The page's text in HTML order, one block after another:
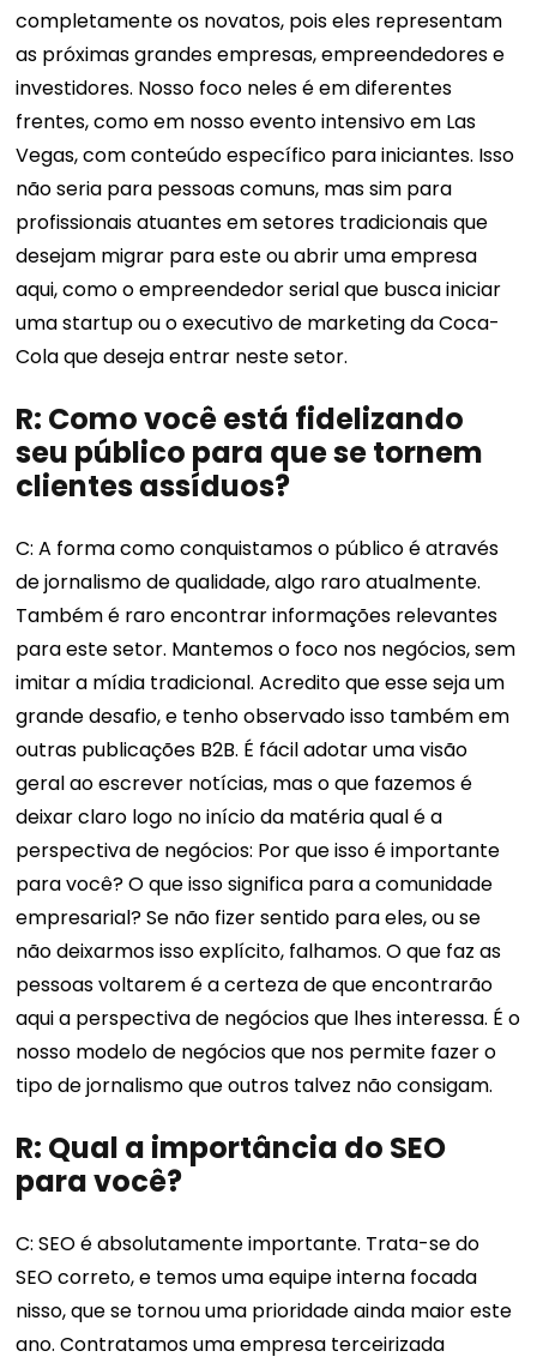
completamente os novatos, pois eles representam
as próximas grandes empresas, empreendedores e
investidores. Nosso foco neles é em diferentes
frentes, como em nosso evento intensivo em Las
Vegas, com conteúdo específico para iniciantes. Isso
não seria para pessoas comuns, mas sim para
profissionais atuantes em setores tradicionais que
desejam migrar para este ou abrir uma empresa
aqui, como o empreendedor serial que busca iniciar
uma startup ou o executivo de marketing da Coca-
Cola que deseja entrar neste setor.
R: Como você está fidelizando
seu público para que se tornem
clientes assíduos?
C: A forma como conquistamos o público é através
de jornalismo de qualidade, algo raro atualmente.
Também é raro encontrar informações relevantes
para este setor. Mantemos o foco nos negócios, sem
imitar a mídia tradicional. Acredito que esse seja um
grande desafio, e tenho observado isso também em
outras publicações B2B. É fácil adotar uma visão
geral ao escrever notícias, mas o que fazemos é
deixar claro logo no início da matéria qual é a
perspectiva de negócios: Por que isso é importante
para você? O que isso significa para a comunidade
empresarial? Se não fizer sentido para eles, ou se
não deixarmos isso explícito, falhamos. O que faz as
pessoas voltarem é a certeza de que encontrarão
aqui a perspectiva de negócios que lhes interessa. É o
nosso modelo de negócios que nos permite fazer o
tipo de jornalismo que outros talvez não consigam.
R: Qual a importância do SEO
para você?
C: SEO é absolutamente importante. Trata-se do
SEO correto, e temos uma equipe interna focada
nisso, que se tornou uma prioridade ainda maior este
ano. Contratamos uma empresa terceirizada